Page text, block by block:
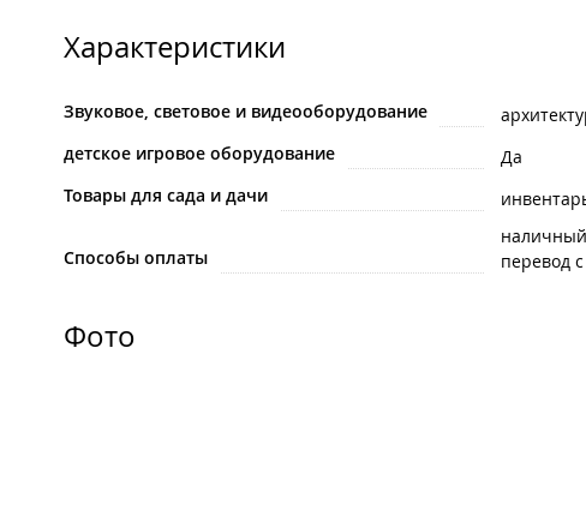
Характеристики
Звуковое, световое и видеооборудование
детское игровое оборудование
Да
Товары для сада и дачи
Способы оплаты
перевод
Фото